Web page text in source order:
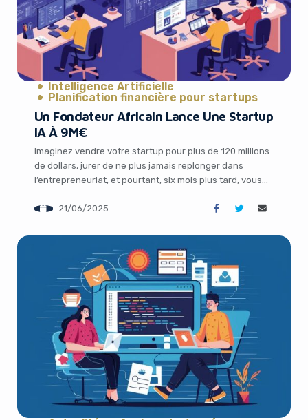
Intelligence Artificielle
Planification financière pour startups
Un Fondateur Africain Lance Une Startup
IA À 9M€
Imaginez vendre votre startup pour plus de 120 millions
de dollars, jurer de ne plus jamais replonger dans
l’entrepreneuriat, et pourtant, six mois plus tard, vous
avec 9 millions d’euros en poche. C’est l’histoire
entrepreneurs africains qui, après le […]
21/06/2025